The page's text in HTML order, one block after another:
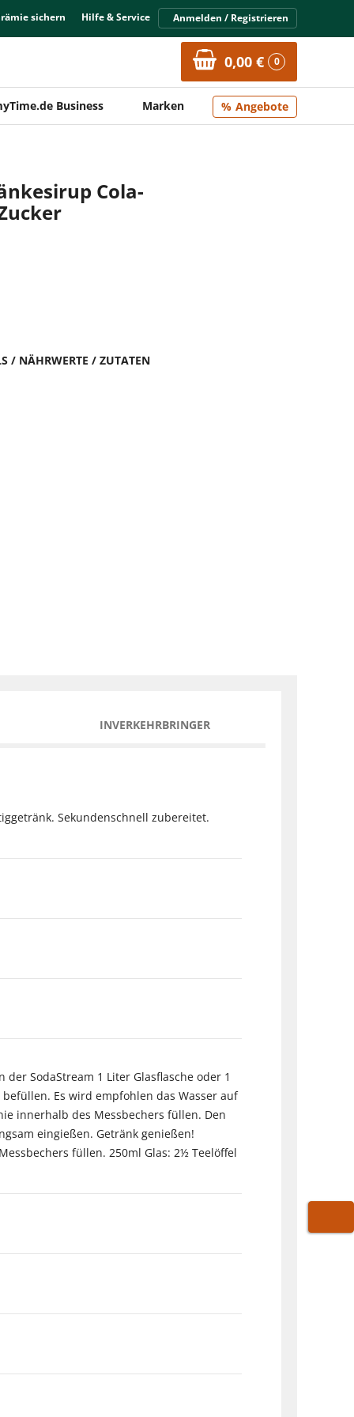
sichern Hilfe & Service Anmelden / Registrieren
0,00 € 0
Business Marken Angebote
Cola-
/ NÄHRWERTE / ZUTATEN
INVERKEHRBRINGER
Sekundenschnell zubereitet.
SodaStream 1 Liter Glasflasche oder 1
Es wird empfohlen das Wasser auf
innerhalb des Messbechers füllen. Den
eingießen. Getränk genießen!
füllen. 250ml Glas: 2½ Teelöffel